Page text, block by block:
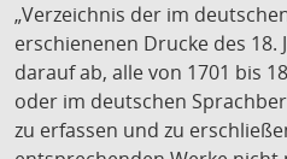
„Verzeichnis der im
erschienenen Drucke des 18.
darauf ab, alle von 1701 bis
oder im deutschen
zu erfassen und zu